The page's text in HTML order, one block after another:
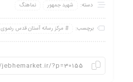
دسته: شهید جمهور نماهنگ
برچسب: مرکز رسانه آستان قدس رضوی